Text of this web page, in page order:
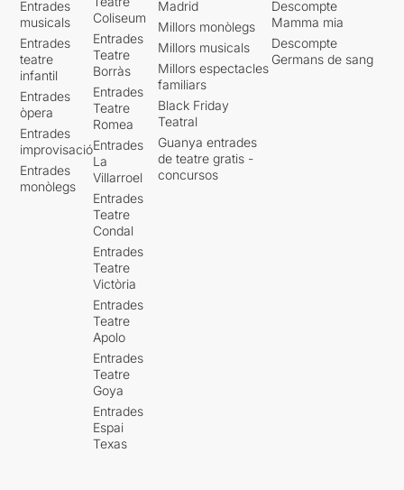
Entrades
musicals
Entrades
teatre
infantil
Entrades
òpera
Entrades
improvisació
Entrades
monòlegs
Coliseum
Entrades
Teatre
Borràs
Entrades
Teatre
Romea
Entrades
La
Villarroel
Entrades
Teatre
Condal
Entrades
Teatre
Victòria
Entrades
Teatre
Apolo
Entrades
Teatre
Goya
Entrades
Espai
Texas
Madrid
Millors monòlegs
Millors musicals
Millors espectacles
familiars
Black Friday
Teatral
Guanya entrades
de teatre gratis -
concursos
Descompte
Mamma mia
Descompte
Germans de sang